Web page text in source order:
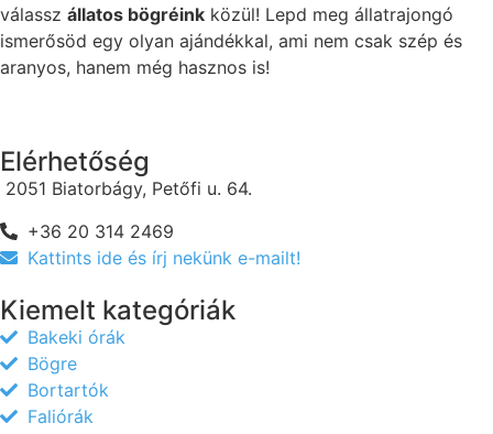
válassz állatos bögréink közül! Lepd meg állatrajongó
ismerősöd egy olyan ajándékkal, ami nem csak szép és
aranyos, hanem még hasznos is!
Elérhetőség
2051 Biatorbágy, Petőfi u. 64.
+36 20 314 2469
Kattints ide és írj nekünk e-mailt!
Kiemelt kategóriák
Bakeki órák
Bögre
Bortartók
Faliórák